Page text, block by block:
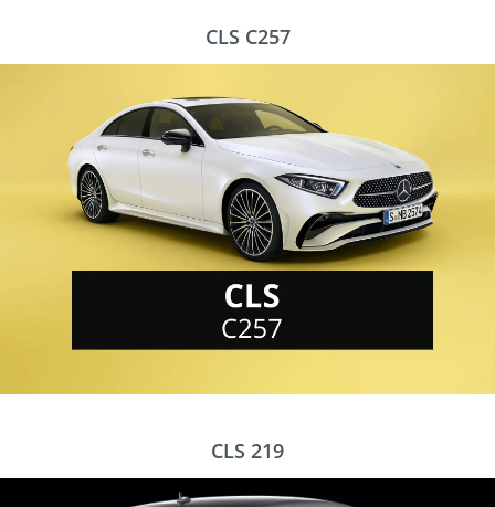
CLS C257
CLS 219